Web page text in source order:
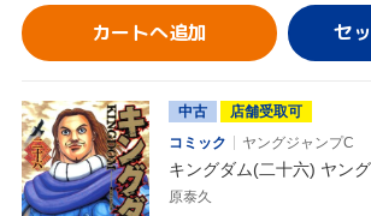
カートへ追加
中古
店舗受取可
コミック
ヤングジャンプC
キングダム(二十六) ヤン
原泰久